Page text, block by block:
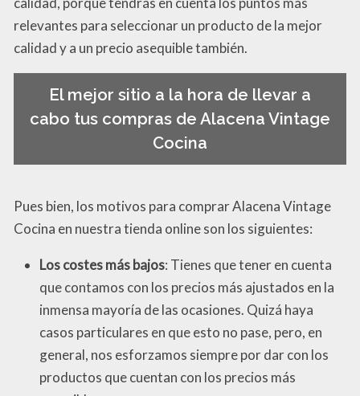
relevantes para seleccionar un producto de la mejor
calidad y a un precio asequible también.
El mejor sitio a la hora de llevar a
cabo tus compras de Alacena Vintage
Cocina
Pues bien, los motivos para comprar Alacena Vintage
Cocina en nuestra tienda online son los siguientes:
Los costes más bajos: Tienes que tener en cuenta
que contamos con los precios más ajustados en la
inmensa mayoría de las ocasiones. Quizá haya
casos particulares en que esto no pase, pero, en
general, nos esforzamos siempre por dar con los
productos que cuentan con los precios más